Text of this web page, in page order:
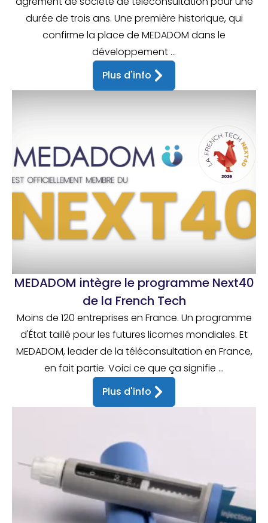
durée de trois ans. Une première historique, qui
confirme la place de MEDADOM dans le
développement ...
Plus d'info
MEDADOM intègre le programme Next40
de la French Tech
Moins de 120 entreprises en France. Un programme
d'État taillé pour les futures licornes mondiales. Et
MEDADOM, leader de la téléconsultation en France,
en fait partie. Voici ce que ça signifie ...
Plus d'info